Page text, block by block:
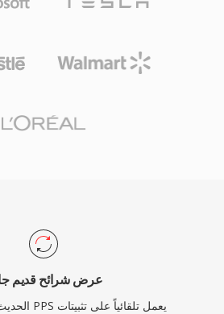
عرض شرائح قديم